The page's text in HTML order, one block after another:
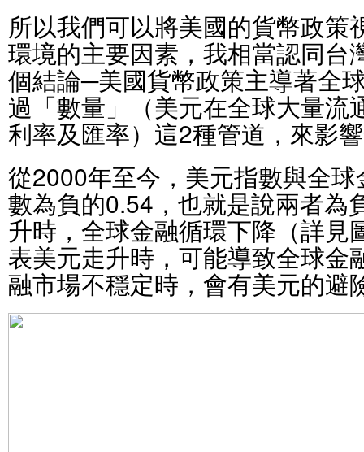
所以我們可以將美國的貨幣政策
環境的主要因素，我相當認同台
個結論─美國貨幣政策主導著全
過「數量」（美元在全球大量流
利率及匯率）這2種管道，來影
從2000年至今，美元指數與全
數為負的0.54，也就是說兩者為
升時，全球金融循環下降（詳見
表美元走升時，可能導致全球金
融市場不穩定時，會有美元的避